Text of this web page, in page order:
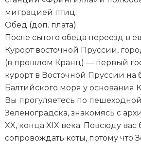
миграцией птиц.
Обед (доп. плата).
После сытого обеда переезд в
Курорт восточной Пруссии,
(в прошлом Кранц) — первый
курорт в Восточной Пруссии на
Балтийского моря у основания
Вы прогуляетесь по
Зеленоградска, знакомясь с
XX, конца XIX века. Повсюду вас
сопровождать коты, потому что